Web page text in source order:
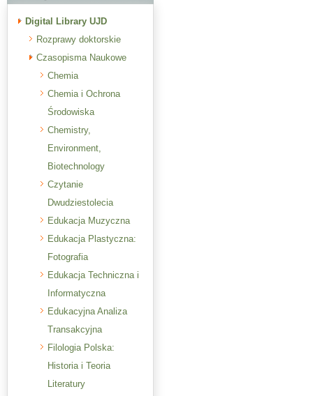
Digital Library UJD
Rozprawy doktorskie
Czasopisma Naukowe
Chemia
Chemia i Ochrona
Środowiska
Chemistry,
Environment,
Biotechnology
Czytanie
Dwudziestolecia
Edukacja Muzyczna
Edukacja Plastyczna:
Fotografia
Edukacja Techniczna i
Informatyczna
Edukacyjna Analiza
Transakcyjna
Filologia Polska:
Historia i Teoria
Literatury